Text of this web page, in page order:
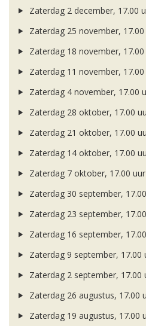
Zaterdag 2 december, 17.00
Zaterdag 25 november,
Zaterdag 18 november,
Zaterdag 11 november,
Zaterdag 4 november, 17.00
Zaterdag 28 oktober, 17.00
Zaterdag 21 oktober, 17.00
Zaterdag 14 oktober, 17.00
Zaterdag 7 oktober, 17.00 uur
Zaterdag 30 september,
Zaterdag 23 september,
Zaterdag 16 september,
Zaterdag 9 september, 17.00
Zaterdag 2 september, 17.00
Zaterdag 26 augustus, 17.00
Zaterdag 19 augustus, 17.00